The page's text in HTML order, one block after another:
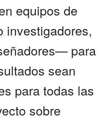
equipos de
para
sean
para todas las
sobre